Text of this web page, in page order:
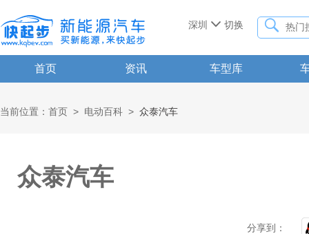
深圳  切换 
首页 资讯 车型库
当前位置： 首页 > 电动百科 > 众泰汽车
众泰汽车
分享到：